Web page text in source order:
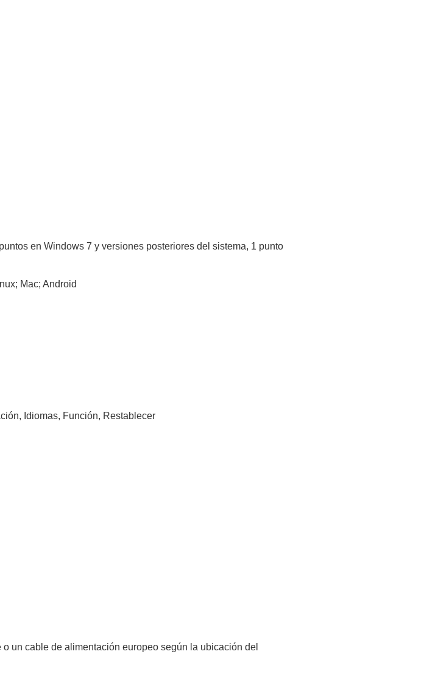
en Windows 7 y versiones posteriores del sistema, 1 punto
Mac; Android
Idiomas, Función, Restablecer
un cable de alimentación europeo según la ubicación del